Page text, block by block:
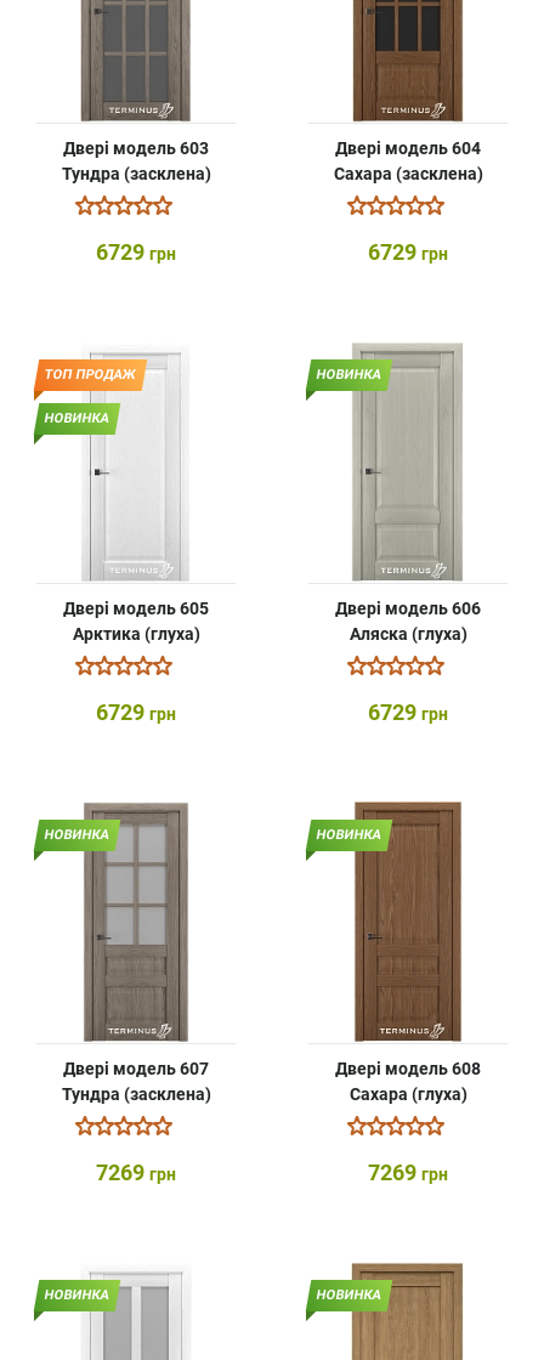
Двері модель 603
Тундра (засклена)
6729 грн
Двері модель 604
Сахара (засклена)
6729 грн
ТОП ПРОДАЖ
НОВИНКА
Двері модель 605
Арктика (глуха)
6729 грн
НОВИНКА
Двері модель 606
Аляска (глуха)
6729 грн
НОВИНКА
Двері модель 607
Тундра (засклена)
7269 грн
НОВИНКА
Двері модель 608
Сахара (глуха)
7269 грн
НОВИНКА НОВИНКА